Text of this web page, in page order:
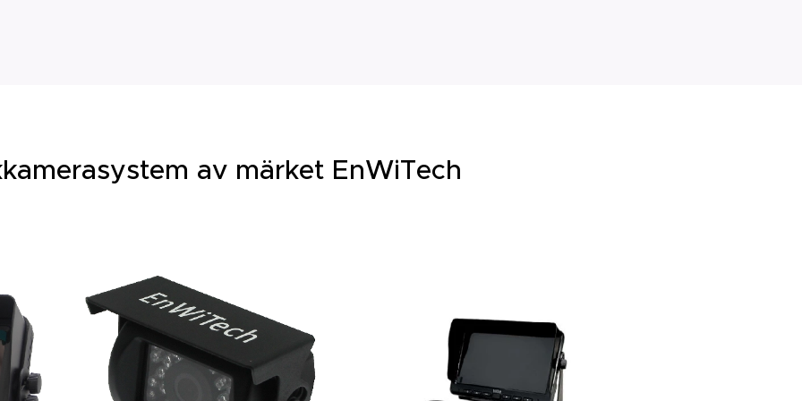
av märket EnWiTech